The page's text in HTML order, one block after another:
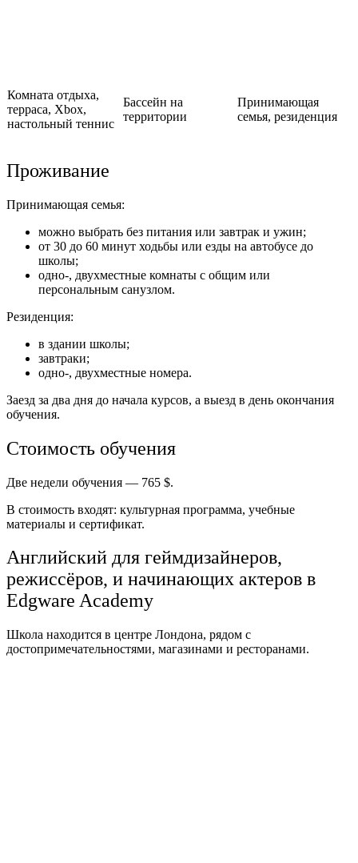
Комната отдыха,
терраса, Xbox,
настольный теннис
Бассейн на
территории
Принимающая
семья, резиденция
Проживание
Принимающая семья:
можно выбрать без питания или завтрак и ужин;
от 30 до 60 минут ходьбы или езды на автобусе до
школы;
одно-, двухместные комнаты с общим или
персональным санузлом.
Резиденция:
в здании школы;
завтраки;
одно-, двухместные номера.
Заезд за два дня до начала курсов, а выезд в день окончания
обучения.
Стоимость обучения
Две недели обучения — 765 $.
В стоимость входят: культурная программа, учебные
материалы и сертификат.
Английский для геймдизайнеров,
режиссёров, и начинающих актеров в
Edgware Academy
Школа находится в центре Лондона, рядом с
достопримечательностями, магазинами и ресторанами.